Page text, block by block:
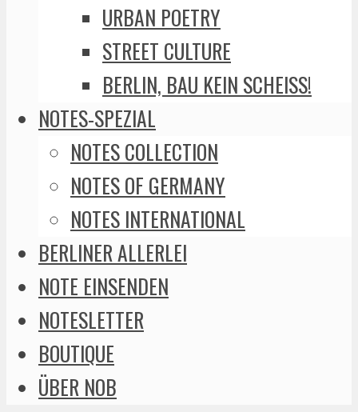
URBAN POETRY
STREET CULTURE
BERLIN, BAU KEIN SCHEISS!
NOTES-SPEZIAL
NOTES COLLECTION
NOTES OF GERMANY
NOTES INTERNATIONAL
BERLINER ALLERLEI
NOTE EINSENDEN
NOTESLETTER
BOUTIQUE
ÜBER NOB